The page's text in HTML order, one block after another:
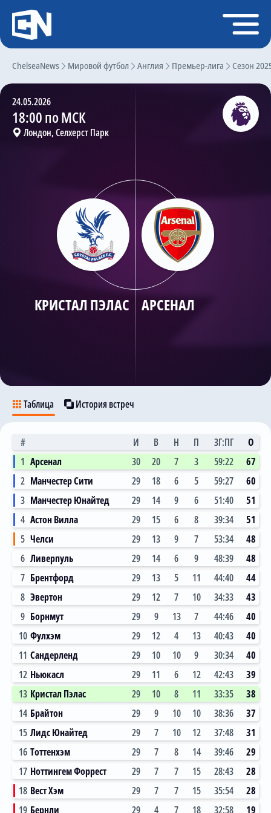
ChelseaNews Мировой футбол Англия Премьер-лига Сезон
КРИСТАЛ ПЭЛАС АРСЕНАЛ
24.05.2026
18:00 по МСК
Лондон, Селхерст Парк
Таблица История встреч
# И В Н П ЗГ:ПГ
О
1 Арсенал 30 20 7 3 59:22
67
2 Манчестер Сити 29 18 6 5 59:27
60
3 Манчестер Юнайтед 29 14 9 6 51:40
51
4 Астон Вилла 29 15 6 8 39:34
51
5 Челси 29 13 9 7 53:34
48
6 Ливерпуль 29 14 6 9 48:39
48
7 Брентфорд 29 13 5 11 44:40
44
8 Эвертон 29 12 7 10 34:33
43
9 Борнмут 29 9 13 7 44:46
40
10 Фулхэм 29 12 4 13 40:43
40
11 Сандерленд 29 10 10 9 30:34
40
12 Ньюкасл 29 11 6 12 42:43
39
13 Кристал Пэлас 29 10 8 11 33:35
38
14 Брайтон 29 9 10 10 38:36
37
15 Лидс Юнайтед 29 7 10 12 37:48
31
16 Тоттенхэм 29 7 8 14 39:46
29
17 Ноттингем Форрест 29 7 7 15 28:43
28
18 Вест Хэм 29 7 7 15 35:54
28
19 Бернли 29 4 7 18 32:58
19
Регистрация
Главная
Чат
Трансферы
Статистика
Календарь игр
Состав команды
Поиск по сайту